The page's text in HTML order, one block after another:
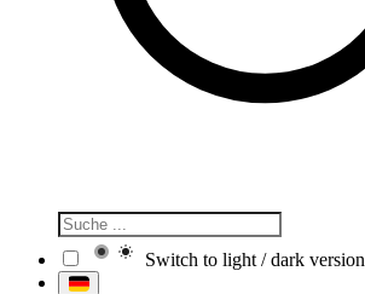
Switch to light / dark version